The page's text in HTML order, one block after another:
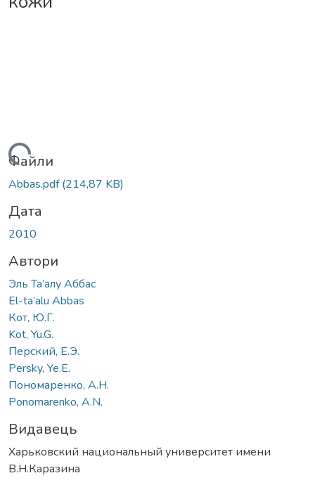
Файли
Abbas.pdf(214,87 KB)
Дата
2010
Автори
Эль Та’алу Аббас
El-ta’alu Abbas
Кот, Ю.Г.
Kot, Yu.G.
Перский, Е.Э.
Persky, Ye.E.
Пономаренко, А.Н.
Ponomarenko, A.N.
Видавець
Харьковский национальный университет имени
В.Н.Каразина